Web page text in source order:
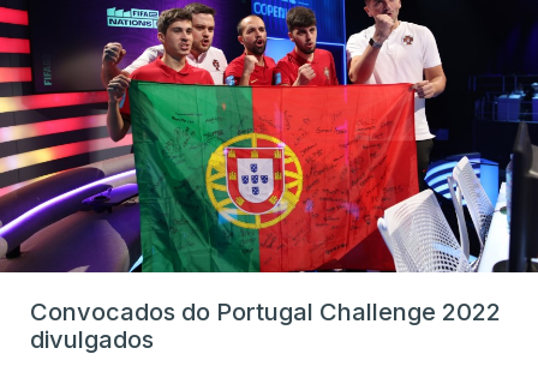
Convocados do Portugal Challenge 2022
divulgados